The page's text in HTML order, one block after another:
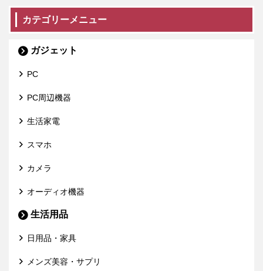
カテゴリーメニュー
ガジェット
PC
PC周辺機器
生活家電
スマホ
カメラ
オーディオ機器
生活用品
日用品・家具
メンズ美容・サプリ